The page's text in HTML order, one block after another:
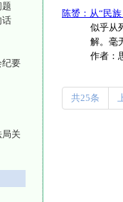
话
纪要
关
陈赟：从“民
似乎从
解。毫
作者：
共25条